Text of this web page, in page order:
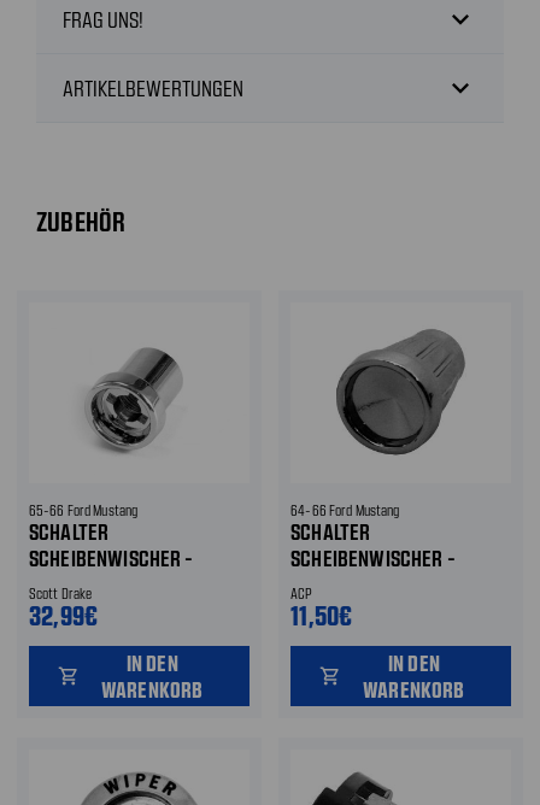
FRAG UNS! expand_more
ARTIKELBEWERTUNGEN expand_more
ZUBEHÖR
65-66 Ford Mustang
SCHALTER
SCHEIBENWISCHER -
BEFESTIGUNGSMUTTER
Scott Drake
32,99€
shopping_cart
IN DEN
WARENKORB
64-66 Ford Mustang
SCHALTER
SCHEIBENWISCHER -
BEDIENKNOPF
ACP
11,50€
shopping_cart
IN DEN
WARENKORB